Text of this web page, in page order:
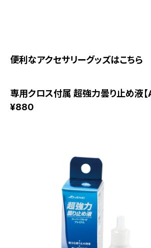
便利なアクセサリーグッズはこちら
専用クロス付属 超強力曇り止め液
¥880